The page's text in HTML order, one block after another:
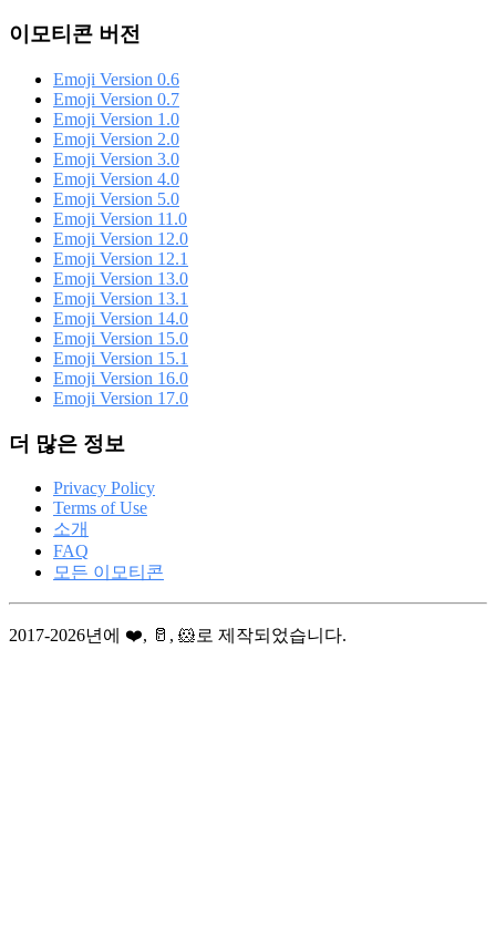
이모티콘 버전
Emoji Version 0.6
Emoji Version 0.7
Emoji Version 1.0
Emoji Version 2.0
Emoji Version 3.0
Emoji Version 4.0
Emoji Version 5.0
Emoji Version 11.0
Emoji Version 12.0
Emoji Version 12.1
Emoji Version 13.0
Emoji Version 13.1
Emoji Version 14.0
Emoji Version 15.0
Emoji Version 15.1
Emoji Version 16.0
Emoji Version 17.0
더 많은 정보
Privacy Policy
Terms of Use
소개
FAQ
모든 이모티콘
2017-2026년에 ❤️, 🥛, 🐹로 제작되었습니다.